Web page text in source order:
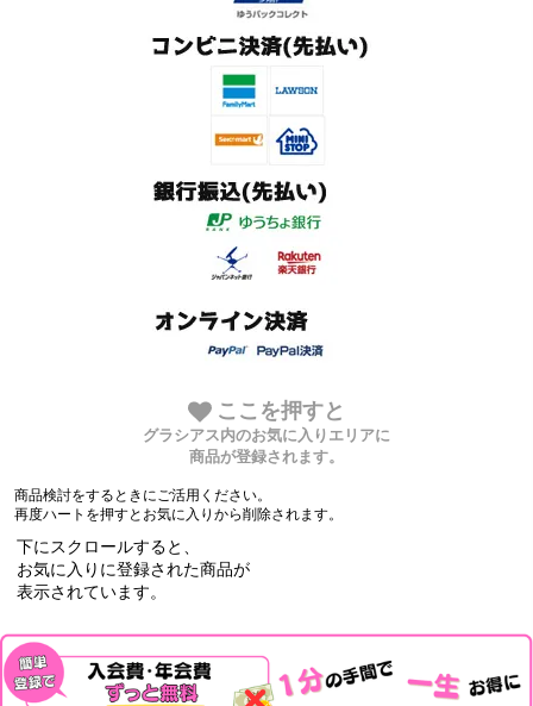
ここを押すと
グラシアス内のお気に入りエリアに
商品が登録されます。
商品検討をするときにご活用ください。
再度ハートを押すとお気に入りから削除されます。
下にスクロールすると、
お気に入りに登録された商品が
表示されています。